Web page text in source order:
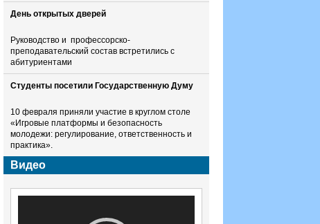
День открытых дверей
Руководство и профессорско-
преподавательский состав встретились с
абитуриентами
Студенты посетили Государственную Думу
10 февраля приняли участие в круглом столе
«Игровые платформы и безопасность
молодежи: регулирование, ответственность и
практика».
Видео